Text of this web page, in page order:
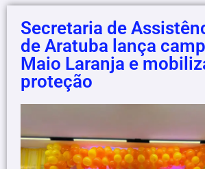
Secretaria de
de Aratuba lança
Maio Laranja e
proteção